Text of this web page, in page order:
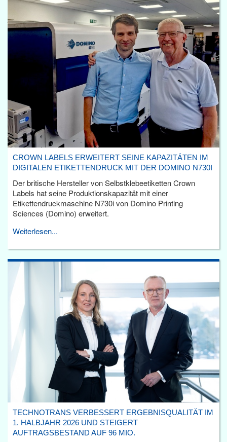
CROWN LABELS ERWEITERT SEINE KAPAZITÄTEN IM
DIGITALEN ETIKETTENDRUCK MIT DER DOMINO N730I
Der britische Hersteller von Selbstklebeetiketten Crown
Labels hat seine Produktionskapazität mit einer
Etikettendruckmaschine N730i von Domino Printing
Sciences (Domino) erweitert.
Weiterlesen...
TECHNOTRANS VERBESSERT ERGEBNISQUALITÄT IM
1. HALBJAHR 2026 UND STEIGERT
AUFTRAGSBESTAND AUF 96 MIO.